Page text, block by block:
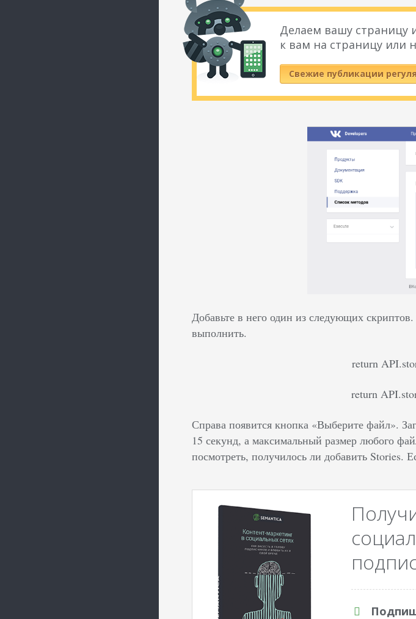
Делаем вашу страницу
к вам на страницу или
Свежие публикации
Добавьте в него один из следующих
выполнить.
return
return
Справа появится кнопка «Выберите файл».
15 секунд, а максимальный размер любого
посмотреть, получилось ли добавить Stories.